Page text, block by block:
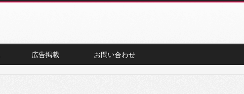
広告掲載 お問い合わせ